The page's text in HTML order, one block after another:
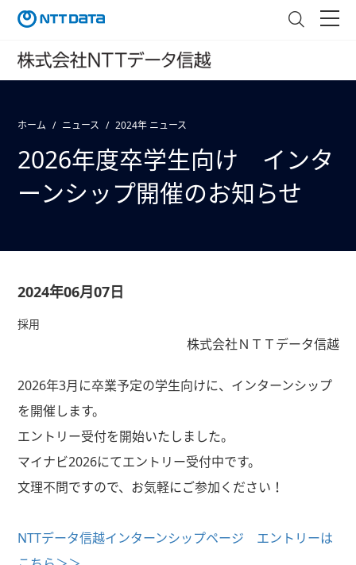
ホーム ニュース 2024年 ニュース
2026年度卒学生向け インタ
ーンシップ開催のお知らせ
2024年06月07日
採用
株式会社ＮＴＴデータ信越
2026年3月に卒業予定の学生向けに、インターンシップ
を開催します。
エントリー受付を開始いたしました。
マイナビ2026にてエントリー受付中です。
文理不問ですので、お気軽にご参加ください！
NTTデータ信越インターンシップページ エントリーは